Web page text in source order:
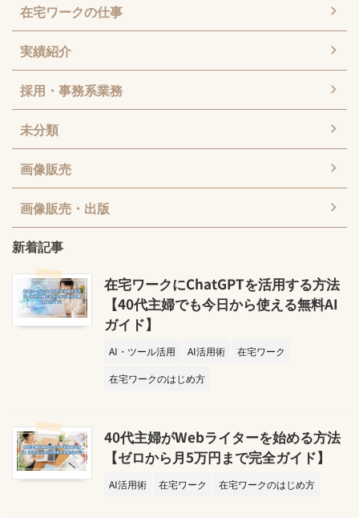
在宅ワークの仕事
実績紹介
採用・事務系業務
未分類
画像販売
画像販売・出版
新着記事
在宅ワークにChatGPTを活用する方法
【40代主婦でも今日から使える無料AI
ガイド】
AI・ツール活用 AI活用術
在宅ワーク
在宅ワークのはじめ方
40代主婦がWebライターを始める方法
【ゼロから月5万円まで完全ガイド】
AI活用術 在宅ワーク 在宅ワークのはじめ方